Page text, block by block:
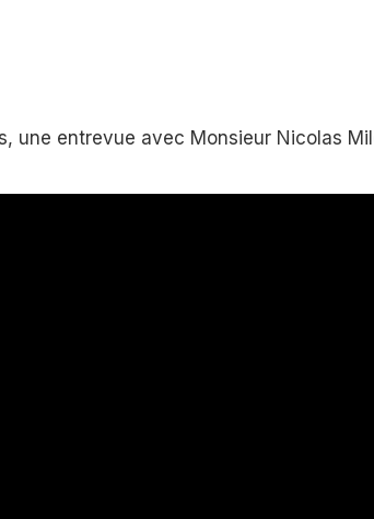
une entrevue avec Monsieur Nicolas